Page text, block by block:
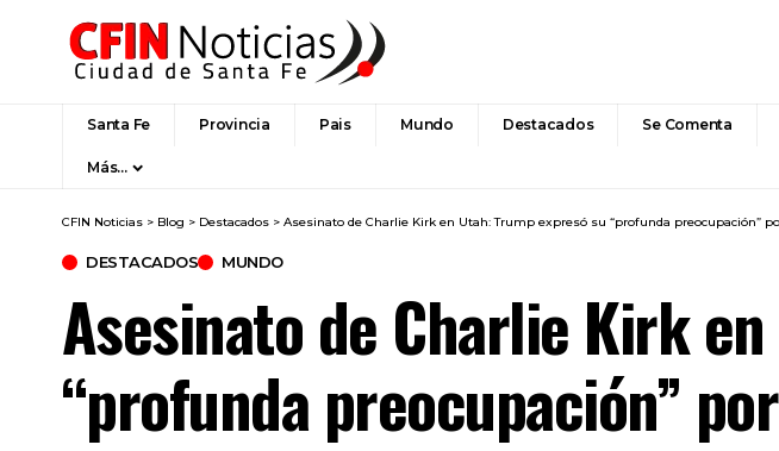
Santa Fe Provincia Pais Mundo Destacados Se Comenta
Más…
CFIN Noticias > Blog > Destacados > Asesinato de Charlie Kirk en Utah: Trump expresó su “profunda preocupación”
DESTACADOS MUNDO
Asesinato de Charlie Kirk
“profunda preocupación”